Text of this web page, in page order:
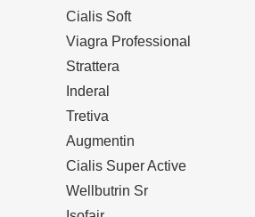
Cialis Soft
Viagra Professional
Strattera
Inderal
Tretiva
Augmentin
Cialis Super Active
Wellbutrin Sr